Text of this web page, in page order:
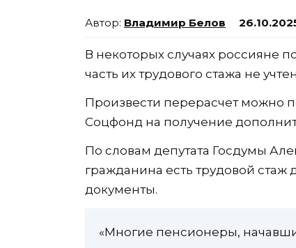
Владимир Белов
В некоторых случаях россияне
часть их трудового стажа не
Произвести перерасчет можно
Соцфонд на получение
По словам депутата Госдумы
гражданина есть трудовой стаж
документы.
«Многие пенсионеры,